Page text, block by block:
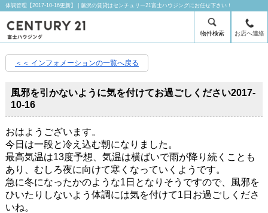
体調管理【2017-10-16更新】 | 藤沢の賃貸はセンチュリー21富士ハウジングにお任せ下さい！
物件検索 お店へ連絡
＜＜ インフォメーションの一覧へ戻る
風邪を引かないように気を付けてお過ごしください2017-
10-16
おはようございます。
今日は一段と冷え込む朝になりました。
最高気温は13度予想、気温は横ばいで雨が降り続くことも
あり、むしろ夜に向けて寒くなっていくようです。
急に冬になったかのような1日となりそうですので、風邪を
ひいたりしないよう体調には気を付けて1日お過ごしくださ
いね。